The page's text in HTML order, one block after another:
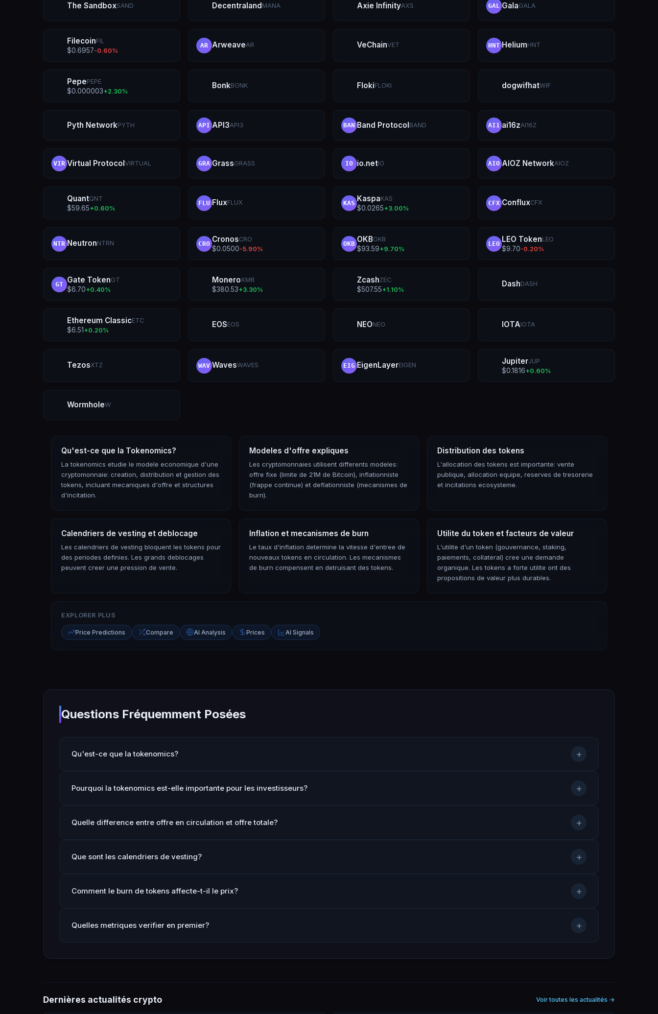
The SandboxSAND DecentralandMANA Axie InfinityAXS GAL GalaGALA
FilecoinFIL
$0.6957-0.60%
AR ArweaveAR VeChainVET HNT HeliumHNT
PepePEPE
$0.000003+2.30%
BonkBONK FlokiFLOKI dogwifhatWIF
Pyth NetworkPYTH API API3API3 BAN Band ProtocolBAND AI1 ai16zAI16Z
VIR Virtual ProtocolVIRTUAL GRA GrassGRASS IO io.netIO AIO AIOZ NetworkAIOZ
QuantQNT
$59.65+0.60%
FLU FluxFLUX KAS KaspaKAS
$0.0265+3.00%
CFX ConfluxCFX
NTR NeutronNTRN CRO CronosCRO
$0.0500-5.90%
OKB OKBOKB
$93.59+9.70%
LEO LEO TokenLEO
$9.70-0.20%
GT Gate TokenGT
$6.70+0.40%
MoneroXMR
$380.53+3.30%
ZcashZEC
$507.55+1.10%
DashDASH
Ethereum ClassicETC
$6.51 +0.20%
EOSEOS NEONEO IOTAIOTA
TezosXTZ WAV WavesWAVES EIG EigenLayerEIGEN JupiterJUP
$0.1816+0.60%
WormholeW
Qu'est-ce que la Tokenomics?
La tokenomics etudie le modele economique d'une
cryptomonnaie: creation, distribution et gestion des
tokens, incluant mecaniques d'offre et structures
d'incitation.
Modeles d'offre expliques
Les cryptomonnaies utilisent differents modeles:
offre fixe (limite de 21M de Bitcoin), inflationniste
(frappe continue) et deflationniste (mecanismes de
burn).
Distribution des tokens
L'allocation des tokens est importante: vente
publique, allocation equipe, reserves de tresorerie
et incitations ecosysteme.
Calendriers de vesting et deblocage
Les calendriers de vesting bloquent les tokens pour
des periodes definies. Les grands deblocages
peuvent creer une pression de vente.
Inflation et mecanismes de burn
Le taux d'inflation determine la vitesse d'entree de
nouveaux tokens en circulation. Les mecanismes
de burn compensent en detruisant des tokens.
Utilite du token et facteurs de valeur
L'utilite d'un token (gouvernance, staking,
paiements, collateral) cree une demande
organique. Les tokens a forte utilite ont des
propositions de valeur plus durables.
EXPLORER PLUS
Price Predictions Compare AI Analysis Prices AI Signals
Questions Fréquemment Posées
Qu'est-ce que la tokenomics? +
Pourquoi la tokenomics est-elle importante pour les investisseurs? +
Quelle difference entre offre en circulation et offre totale? +
Que sont les calendriers de vesting? +
Comment le burn de tokens affecte-t-il le prix? +
Quelles metriques verifier en premier? +
Dernières actualités crypto Voir toutes les actualités →